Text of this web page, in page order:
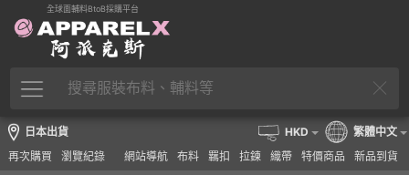
全球面輔料BtoB採購平台
日本出貨
再次購買
瀏覽紀錄 網站導航 布料 羈扣 拉鍊 織帶 特價商品 新品到貨
HKD 繁體中文